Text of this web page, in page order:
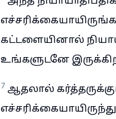
கட்டளையினால்
உங்களுடனே
7 ஆதலால்